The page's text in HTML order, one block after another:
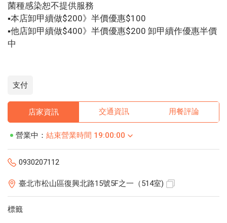
菌種感染恕不提供服務
▪️本店卸甲續做$200》半價優惠$100
▪️他店卸甲續做$400》半價優惠$200 卸甲續作優惠半價
中
支付
店家資訊 交通資訊 用餐評論
營業中： 結束營業時間 19:00:00
0930207112
臺北市松山區復興北路15號5F之一（514室)
標籤